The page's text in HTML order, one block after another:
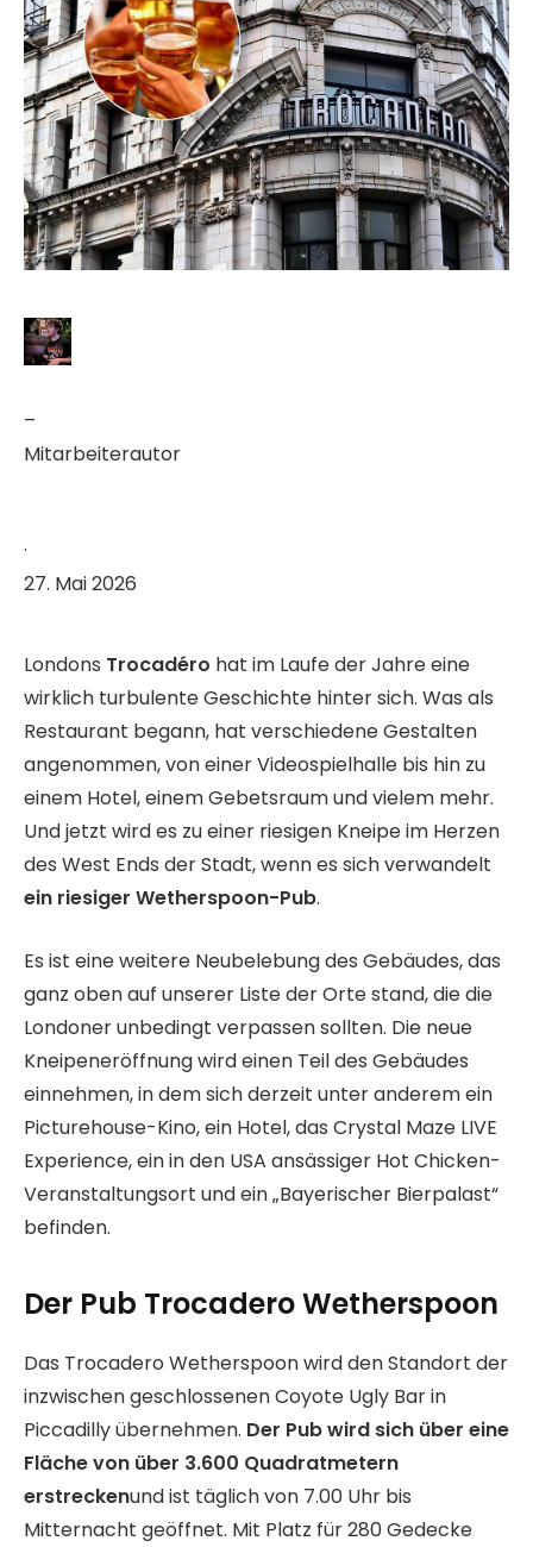
–
Mitarbeiterautor
·
27. Mai 2026
Londons Trocadéro hat im Laufe der Jahre eine
wirklich turbulente Geschichte hinter sich. Was als
Restaurant begann, hat verschiedene Gestalten
angenommen, von einer Videospielhalle bis hin zu
einem Hotel, einem Gebetsraum und vielem mehr.
Und jetzt wird es zu einer riesigen Kneipe im Herzen
des West Ends der Stadt, wenn es sich verwandelt
ein riesiger Wetherspoon-Pub.
Es ist eine weitere Neubelebung des Gebäudes, das
ganz oben auf unserer Liste der Orte stand, die die
Londoner unbedingt verpassen sollten. Die neue
Kneipeneröffnung wird einen Teil des Gebäudes
einnehmen, in dem sich derzeit unter anderem ein
Picturehouse-Kino, ein Hotel, das Crystal Maze LIVE
Experience, ein in den USA ansässiger Hot Chicken-
Veranstaltungsort und ein „Bayerischer Bierpalast“
befinden.
Der Pub Trocadero Wetherspoon
Das Trocadero Wetherspoon wird den Standort der
inzwischen geschlossenen Coyote Ugly Bar in
Piccadilly übernehmen. Der Pub wird sich über eine
Fläche von über 3.600 Quadratmetern
erstreckenund ist täglich von 7.00 Uhr bis
Mitternacht geöffnet. Mit Platz für 280 Gedecke